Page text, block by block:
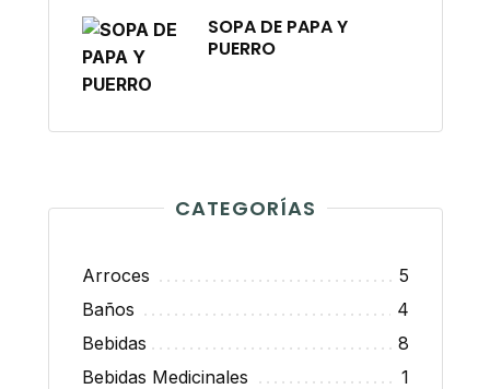
SOPA DE PAPA Y
PUERRO
CATEGORÍAS
Arroces
5
Baños
4
Bebidas
8
Bebidas Medicinales
1